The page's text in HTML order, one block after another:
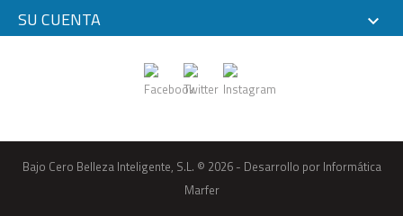
SU CUENTA 
Bajo Cero Belleza Inteligente, S.L. © 2026 - Desarrollo por Informática
Marfer